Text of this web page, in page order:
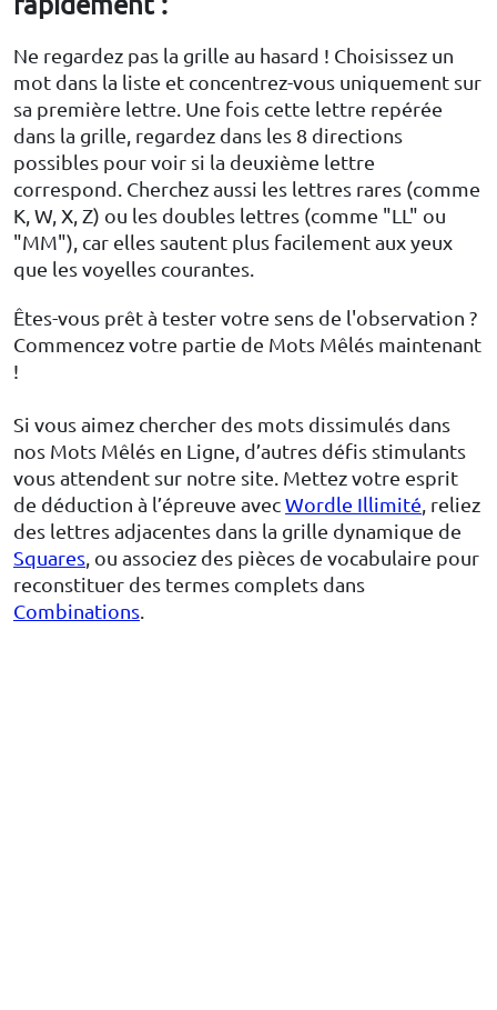
Ne regardez pas la grille au hasard ! Choisissez un
mot dans la liste et concentrez-vous uniquement sur
sa première lettre. Une fois cette lettre repérée
dans la grille, regardez dans les 8 directions
possibles pour voir si la deuxième lettre
correspond. Cherchez aussi les lettres rares (comme
K, W, X, Z) ou les doubles lettres (comme "LL" ou
"MM"), car elles sautent plus facilement aux yeux
que les voyelles courantes.
Êtes-vous prêt à tester votre sens de l'observation ?
Commencez votre partie de Mots Mêlés maintenant
!
Si vous aimez chercher des mots dissimulés dans
nos Mots Mêlés en Ligne, d’autres défis stimulants
vous attendent sur notre site. Mettez votre esprit
de déduction à l’épreuve avecWordle Illimité , reliez
des lettres adjacentes dans la grille dynamique de
Squares , ou associez des pièces de vocabulaire pour
reconstituer des termes complets dans
Combinations